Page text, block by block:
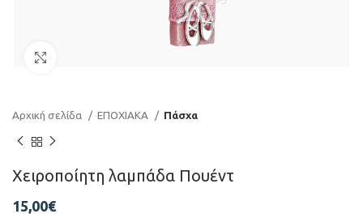
Αρχική σελίδα ΕΠΟΧΙΑΚΑ Πάσχα
Χειροποίητη λαμπάδα Πουέντ
15,00€